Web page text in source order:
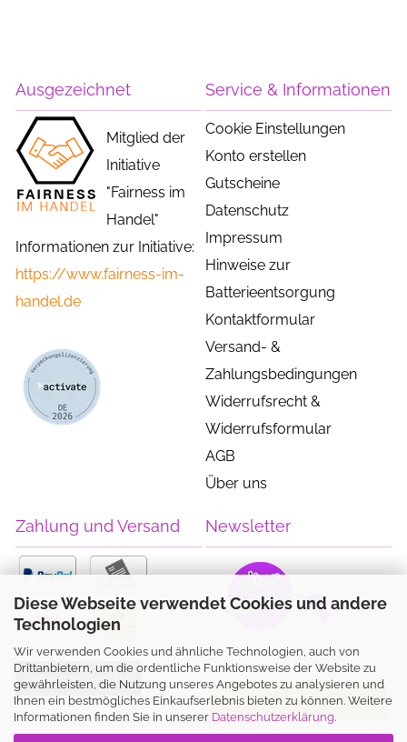
Diese Webseite verwendet Cookies und andere
Technologien
Wir verwenden Cookies und ähnliche Technologien, auch von
Drittanbietern, um die ordentliche Funktionsweise der Website zu
gewährleisten, die Nutzung unseres Angebotes zu analysieren und
Ihnen ein bestmögliches Einkaufserlebnis bieten zu können. Weitere
Informationen finden Sie in unserer Datenschutzerklärung.
Ausgezeichnet
Mitglied der
Initiative
"Fairness im
Handel"
Informationen zur Initiative:
https://www.fairness-im-
handel.de
Service & Informationen
Cookie Einstellungen
Konto erstellen
Gutscheine
Datenschutz
Impressum
Hinweise zur
Batterieentsorgung
Kontaktformular
Versand- &
Zahlungsbedingungen
Widerrufsrecht &
Widerrufsformular
AGB
Über uns
Zahlung und Versand
Vertrag widerrufen
Newsletter